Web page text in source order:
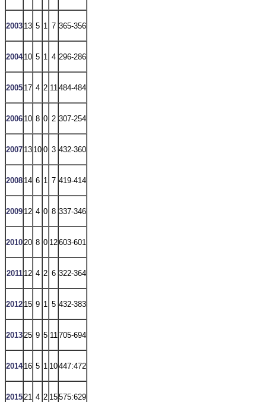
2003 13 5 1 7 365-356
2004 10 5 1 4 296-286
2005 17 4 2 11 484-484
2006 10 8 0 2 307-254
2007 13 10 0 3 432-360
2008 14 6 1 7 419-414
2009 12 4 0 8 337-346
2010 20 8 0 12603-601
2011 12 4 2 6 322-364
2012 15 9 1 5 432-383
2013 25 9 5 11 705-694
2014 16 5 1 10447:472
2015 21 4 2 15575:629